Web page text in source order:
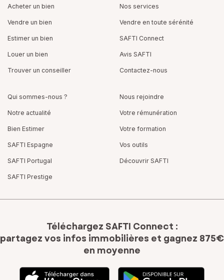
Acheter un bien
Vendre un bien
Estimer un bien
Louer un bien
Trouver un conseiller
Nos services
Vendre en toute sérénité
SAFTI Connect
Avis SAFTI
Contactez-nous
Qui sommes-nous ?
Notre actualité
Bien Estimer
SAFTI Espagne
SAFTI Portugal
SAFTI Prestige
Nous rejoindre
Votre rémunération
Votre formation
Vos outils
Découvrir SAFTI
Téléchargez SAFTI Connect :
partagez vos infos immobilières et gagnez 875€
en moyenne